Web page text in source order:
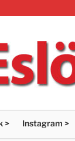
> Instagram >